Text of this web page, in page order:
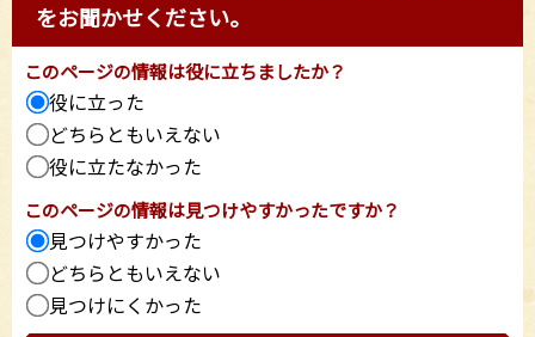
をお聞かせください。
このページの情報は役に立ちましたか？
役に立った
どちらともいえない
役に立たなかった
このページの情報は見つけやすかったですか？
見つけやすかった
どちらともいえない
見つけにくかった